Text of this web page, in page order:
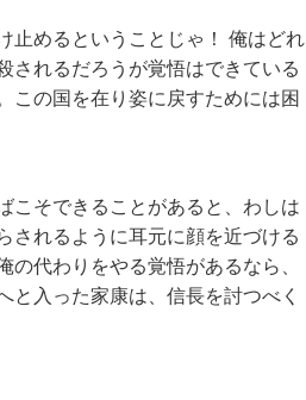
止めるということじゃ！ 俺はどれ
れるだろうが覚悟はできている
この国を在り姿に戻すためには困
こそできることがあると、わしは
されるように耳元に顔を近づける
代わりをやる覚悟があるなら、
入った家康は、信長を討つべく